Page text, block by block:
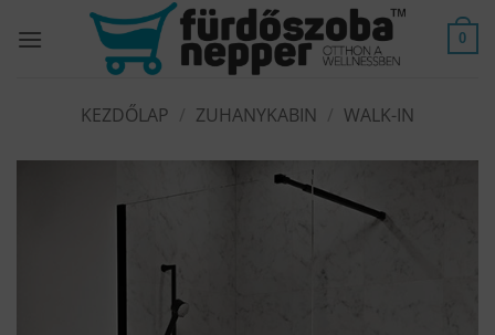
0
KEZDŐLAP ZUHANYKABIN WALK-IN